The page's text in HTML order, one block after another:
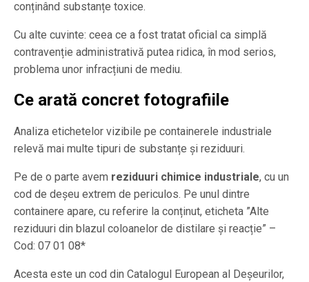
conținând substanțe toxice.
Cu alte cuvinte: ceea ce a fost tratat oficial ca simplă
contravenție administrativă putea ridica, în mod serios,
problema unor infracțiuni de mediu.
Ce arată concret fotografiile
Analiza etichetelor vizibile pe containerele industriale
relevă mai multe tipuri de substanțe și reziduuri.
Pe de o parte avem reziduuri chimice industriale, cu un
cod de deșeu extrem de periculos. Pe unul dintre
containere apare, cu referire la conținut, eticheta ”Alte
reziduuri din blazul coloanelor de distilare și reacție” –
Cod: 07 01 08*
Acesta este un cod din Catalogul European al Deșeurilor,